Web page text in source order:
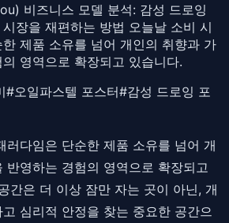
비즈니스 모델 분석: 감성 드로잉
장을 재편하는 방법 오늘날 소비 시
제품 소유를 넘어 개인의 취향과 가
영역으로 확장되고 있습니다.
#오일파스텔 포스터#감성 드로잉 포
러다임은 단순한 제품 소유를 넘어 개
반영하는 경험의 영역으로 확장되고
간은 더 이상 잠만 자는 곳이 아닌, 개
심리적 안정을 찾는 중요한 공간으